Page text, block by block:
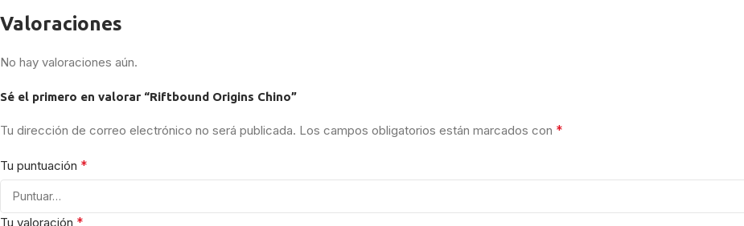
Valoraciones
No hay valoraciones aún.
Sé el primero en valorar “Riftbound Origins Chino”
Tu dirección de correo electrónico no será publicada. Los campos obligatorios están marcados con *
Tu puntuación *
Tu valoración *